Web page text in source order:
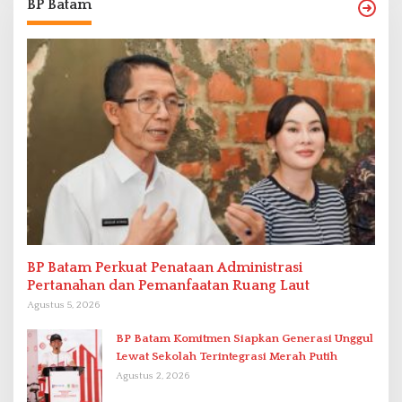
BP Batam
BP Batam Perkuat Penataan Administrasi
Pertanahan dan Pemanfaatan Ruang Laut
Agustus 5, 2026
BP Batam Komitmen Siapkan Generasi Unggul
Lewat Sekolah Terintegrasi Merah Putih
Agustus 2, 2026